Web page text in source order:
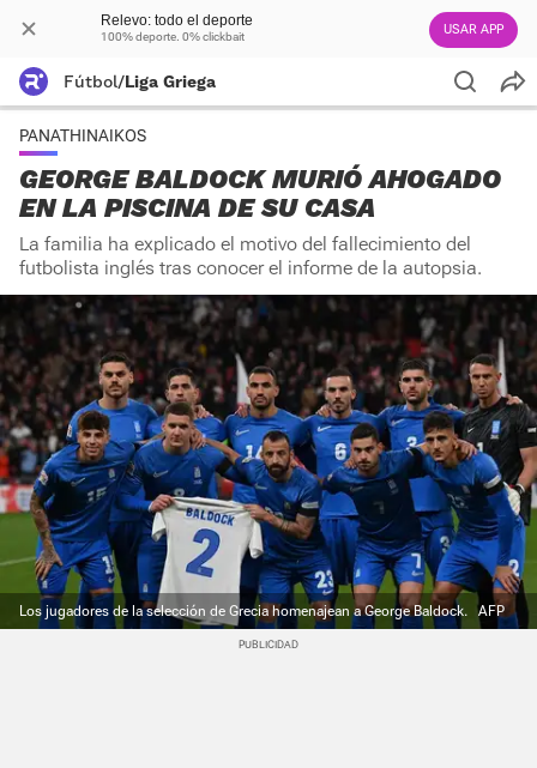
Relevo: todo el deporte
100% deporte. 0% clickbait USAR APP
Fútbol/Liga Griega
PANATHINAIKOS
GEORGE BALDOCK MURIÓ AHOGADO
EN LA PISCINA DE SU CASA
La familia ha explicado el motivo del fallecimiento del
futbolista inglés tras conocer el informe de la autopsia.
Los jugadores de la selección de Grecia homenajean a George Baldock. AFP